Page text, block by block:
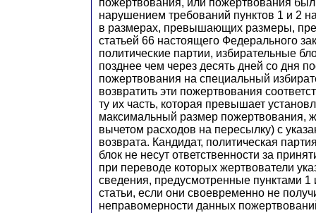
пожертвования, или пожертвования
нарушением требований пунктов 1 и 2
в размерах, превышающих размеры,
статьей 66 настоящего Федерального
политические партии, избирательные
позднее чем через десять дней со дня
пожертвования на специальный
возвратить эти пожертвования
ту их часть, которая превышает
максимальный размер пожертвования,
вычетом расходов на пересылку) с
возврата. Кандидат, политическая
блок не несут ответственности за
при переводе которых жертвователи
сведения, предусмотренные пунктами 1
статьи, если они своевременно не
неправомерности данных